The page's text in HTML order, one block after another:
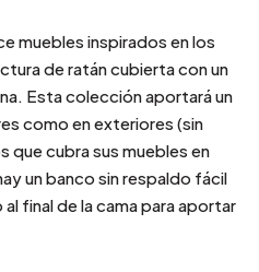
muebles inspirados en los
de ratán cubierta con un
Esta colección aportará un
como en exteriores (sin
que cubra sus muebles en
un banco sin respaldo fácil
final de la cama para aportar